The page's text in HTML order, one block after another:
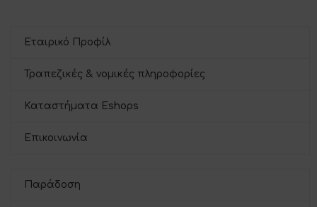
Εταιρικό Προφίλ
Τραπεζικές & νομικές πληροφορίες
Καταστήματα Eshops
Επικοινωνία
Παράδοση